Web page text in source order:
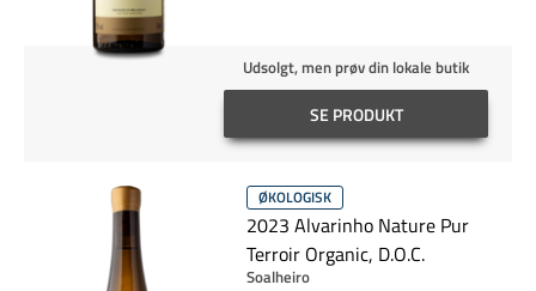
Udsolgt, men prøv din lokale butik
SE PRODUKT
ØKOLOGISK
2023 Alvarinho Nature Pur
Terroir Organic, D.O.C.
Soalheiro